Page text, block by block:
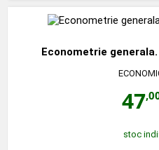
Econometrie
47
stoc